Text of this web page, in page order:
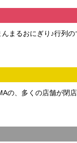
んまるおにぎり♪行列
の、多くの店舗が閉